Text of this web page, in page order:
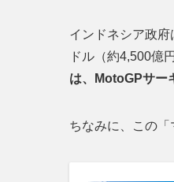
インドネシア政
ドル（約4,500億
は、MotoGPサー
ちなみに、この